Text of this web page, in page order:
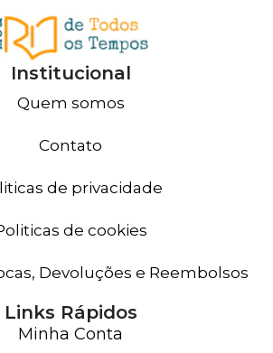
Institucional
Quem somos
Contato
de privacidade
de cookies
Devoluções e Reembolsos
Links Rápidos
Minha Conta